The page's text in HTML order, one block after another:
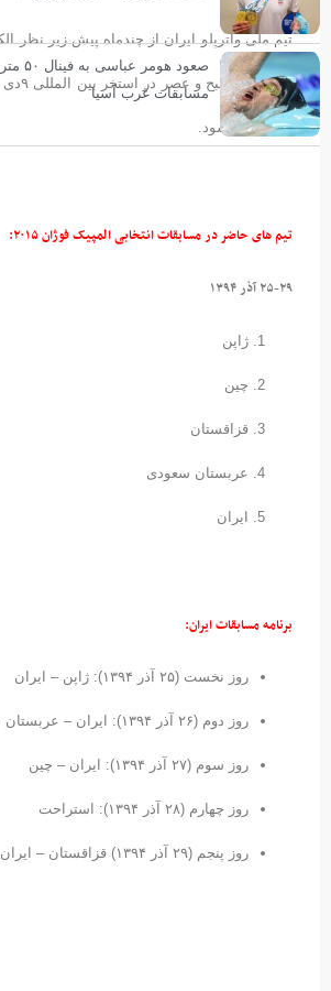
تیم ملی واترپلو ایران از چندماه پیش زیر
همه
پیگیری می‌شود.
تیم های حاضر در مسابقات انتخابی المپیک فوژان ۲۰۱۵:
۲۵-۲۹ آذر ۱۳۹۴
ژاپن
چین
قزاقستان
عربستان سعودی
ایران
برنامه مسابقات ایران:
روز نخست (۲۵ آذر ۱۳۹۴): ژاپن – ایران
روز دوم (۲۶ آذر ۱۳۹۴): ایران – عربستان سعودی
روز سوم (۲۷ آذر ۱۳۹۴): ایران – چین
روز چهارم (۲۸ آذر ۱۳۹۴): استراحت
روز پنجم (۲۹ آذر ۱۳۹۴) قزاقستان – ایران
صعود
مسابقات غرب آسیا